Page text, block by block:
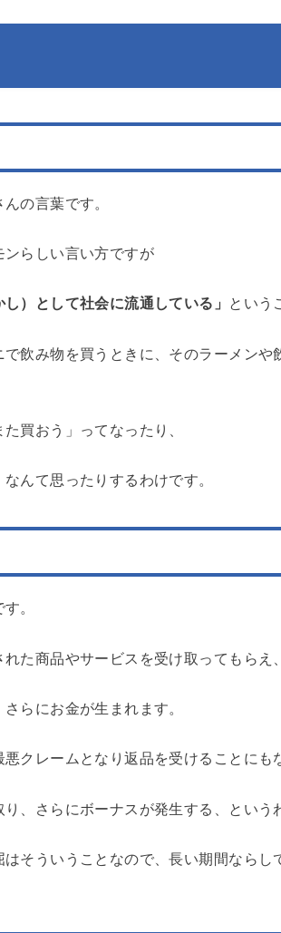
の言葉です。
ンらしい言い方ですが
）として社会に流通している」 という
飲み物を買うときに、そのラーメンや
買おう」ってなったり、
んて思ったりするわけです。
。
た商品やサービスを受け取ってもらえ
らにお金が生まれます。
クレームとなり返品を受けることにも
、さらにボーナスが発生する、という
そういうことなので、長い期間ならし